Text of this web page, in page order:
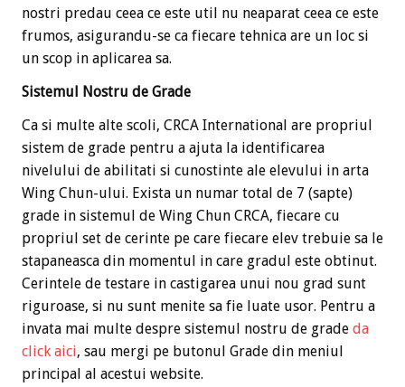
nostri predau ceea ce este util nu neaparat ceea ce este
frumos, asigurandu-se ca fiecare tehnica are un loc si
un scop in aplicarea sa.
Sistemul Nostru de Grade
Ca si multe alte scoli, CRCA International are propriul
sistem de grade pentru a ajuta la identificarea
nivelului de abilitati si cunostinte ale elevului in arta
Wing Chun-ului. Exista un numar total de 7 (sapte)
grade in sistemul de Wing Chun CRCA, fiecare cu
propriul set de cerinte pe care fiecare elev trebuie sa le
stapaneasca din momentul in care gradul este obtinut.
Cerintele de testare in castigarea unui nou grad sunt
riguroase, si nu sunt menite sa fie luate usor. Pentru a
invata mai multe despre sistemul nostru de grade da
click aici, sau mergi pe butonul Grade din meniul
principal al acestui website.